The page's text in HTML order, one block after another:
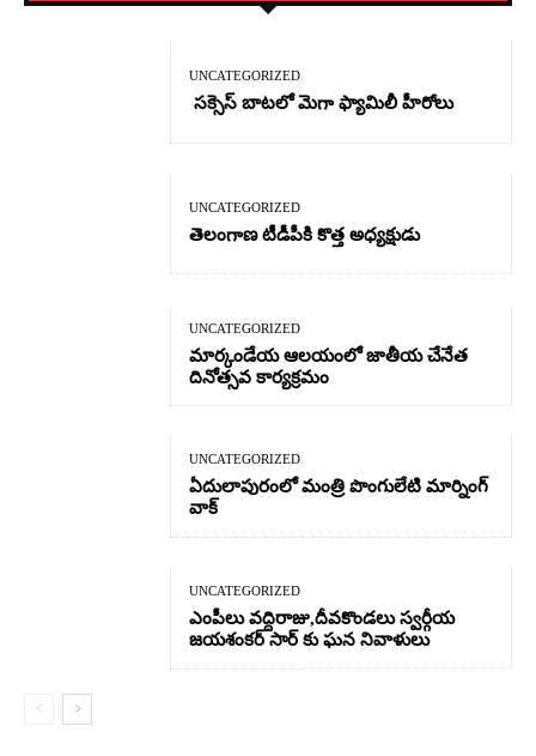
UNCATEGORIZED
సక్సెస్ బాటలో మెగా ఫ్యామిలీ హీరోలు
UNCATEGORIZED
తెలంగాణ టీడీపీకి కొత్త అధ్యక్షుడు
UNCATEGORIZED
మార్కండేయ ఆలయంలో జాతీయ చేనేత
దినోత్సవ కార్యక్రమం
UNCATEGORIZED
ఏదులాపురంలో మంత్రి పొంగులేటి మార్నింగ్
వాక్
UNCATEGORIZED
ఎంపీలు వద్దిరాజు,దీవకొండలు స్వర్గీయ
జయశంకర్ సార్ కు ఘన నివాళులు